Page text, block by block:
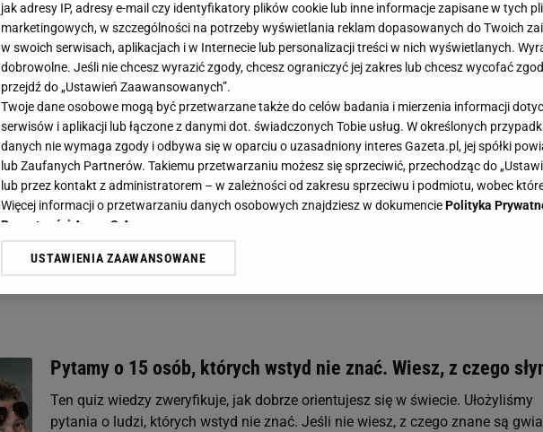
Pytamy o 15 osób, których wstyd nie znać. Wiesz, z czego
Ten quiz wiedzy zweryfikuje, jak dobrze orientujesz się w świecie. Ułożyliśmy
pytania o ludzi, których wstyd nie znać. Jeśli nie wiesz, z czego znane są
jak adresy IP, adresy e-mail czy identyfikatory plików cookie lub inne informacje zapisane w tych
marketingowych, w szczególności na potrzeby wyświetlania reklam dopasowanych do Twoich
w swoich serwisach, aplikacjach i w Internecie lub personalizacji treści w nich wyświetlanych.
dobrowolne. Jeśli nie chcesz wyrazić zgody, chcesz ograniczyć jej zakres lub chcesz wycofać
przejdź do „Ustawień Zaawansowanych”.
Twoje dane osobowe mogą być przetwarzane także do celów badania i mierzenia informacji
serwisów i aplikacji lub łączone z danymi dot. świadczonych Tobie usług. W określonych
danych nie wymaga zgody i odbywa się w oparciu o uzasadniony interes Gazeta.pl, jej spółki
lub Zaufanych Partnerów. Takiemu przetwarzaniu możesz się sprzeciwić, przechodząc do
lub przez kontakt z administratorem – w zależności od zakresu sprzeciwu i podmiotu, wobec
Więcej informacji o przetwarzaniu danych osobowych znajdziesz w dokumenciePolityka
Prywatności Agora S.A.
Klikając „Akceptuję” wyrażasz też zgodę na zainstalowanie i przechowywanie plików cookie
dotyczące plików cookie, wywołując narzędzie do zarządzania twoimi preferencjami dot.
odnośnik „Ustawienia prywatności ” w stopce serwisu i przechodząc do „Ustawień
My, nasi Zaufani Partnerzy i Agora S.A. możemy przetwarzać dane osobowe w następujących
Użycie dokładnych danych geolokalizacyjnych. Aktywne skanowanie charakterystyki urządzenia
Przechowywanie informacji na urządzeniu lub dostęp do nich. Spersonalizowane reklamy i treści,
USTAWIENIA ZAAWANSOWANE